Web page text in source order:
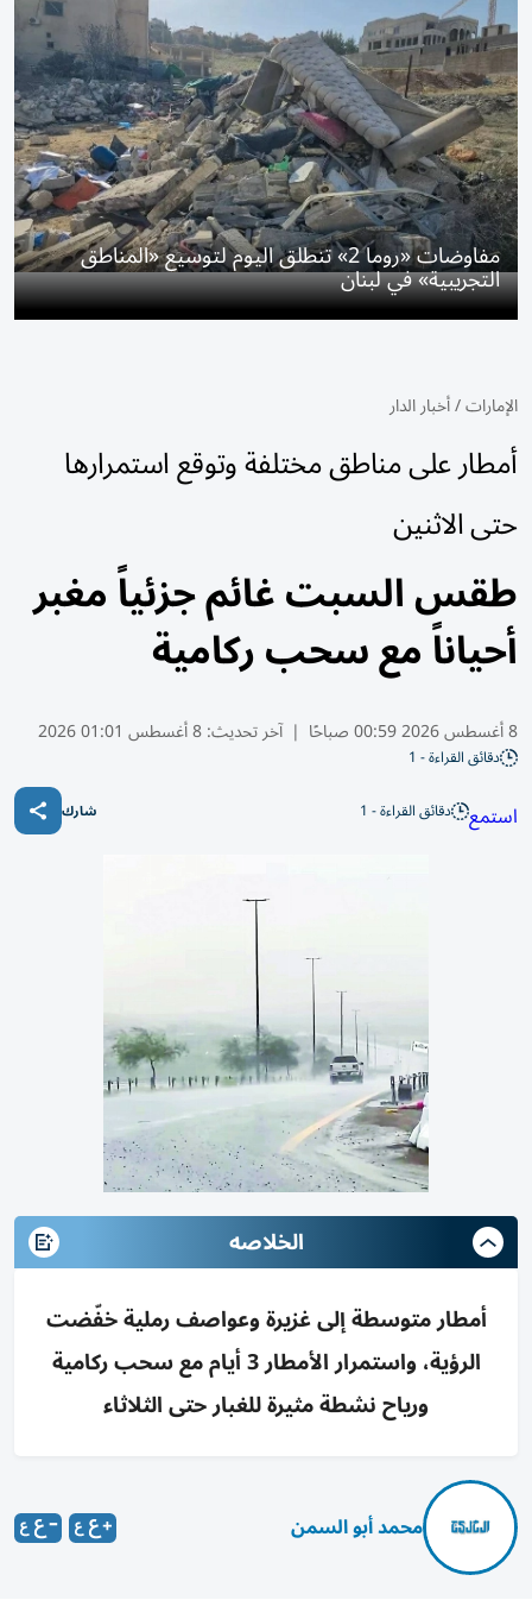
مفاوضات «روما 2» تنطلق اليوم لتوسيع «المناطق
التجريبية» في لبنان
الإمارات/أخبار الدار
أمطار على مناطق مختلفة وتوقع استمرارها
حتى الاثنين
طقس السبت غائم جزئياً مغبر
أحياناً مع سحب ركامية
8 أغسطس 2026 00:59 صباحًا | آخر تحديث:8 أغسطس 01:01 2026
دقائق القراءة - 1
استمع دقائق القراءة - 1 شارك
الخلاصه
أمطار متوسطة إلى غزيرة وعواصف رملية خفّضت
الرؤية، واستمرار الأمطار 3 أيام مع سحب ركامية
ورياح نشطة مثيرة للغبار حتى الثلاثاء
محمد أبو السمن